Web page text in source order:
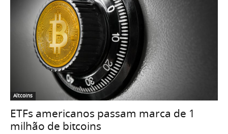
Altcoins
ETFs americanos passam marca de 1
milhão de bitcoins